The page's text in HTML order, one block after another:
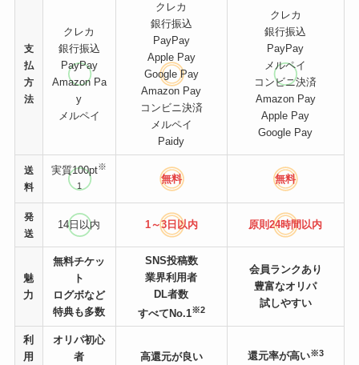
支
払
方
法
クレカ
銀行振込
PayPay
Amazon Pa
y
メルペイ
クレカ
銀行振込
PayPay
Apple Pay
Google Pay
Amazon Pay
コンビニ決済
メルペイ
Paidy
クレカ
銀行振込
PayPay
メルペイ
コンビニ決済
Amazon Pay
Apple Pay
Google Pay
送
料
実質100pt※
1
無料 無料
発
送
14日以内 1～3日以内 原則24時間 以内
魅
力
無料チケッ
ト
ログボなど
特典も多数
SNS投稿数
業界利用者
DL者数
すべてNo.1※2
会員ランクあり
豊富なオリパ
試しやすい
利
用
オリパ初心
者
高還元が良い
還元率が高い※3